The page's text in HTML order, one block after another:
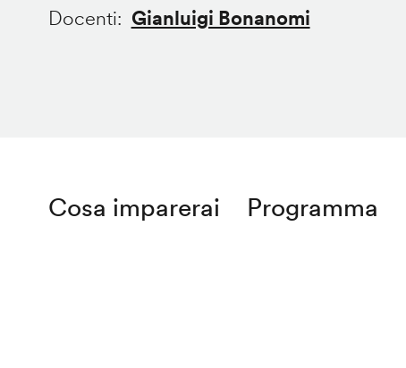
Docenti
Gianluigi Bonanomi
Cosa imparerai Programma